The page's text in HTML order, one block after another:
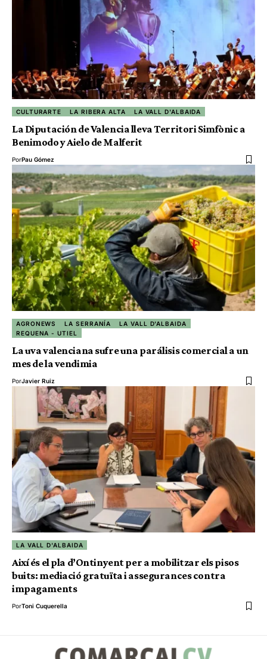
CULTURARTE LA RIBERA ALTA LA VALL D'ALBAIDA
La Diputación de Valencia lleva Territori Simfònic a
Benimodo y Aielo de Malferit
PorPau Gómez
AGRONEWS LA SERRANÍA
LA VALL D'ALBAIDA
REQUENA - UTIEL
La uva valenciana sufre una parálisis comercial a un
mes de la vendimia
PorJavier Ruiz
LA VALL D'ALBAIDA
Així és el pla d’Ontinyent per a mobilitzar els pisos
buits: mediació gratuïta i assegurances contra
impagaments
PorToni Cuquerella